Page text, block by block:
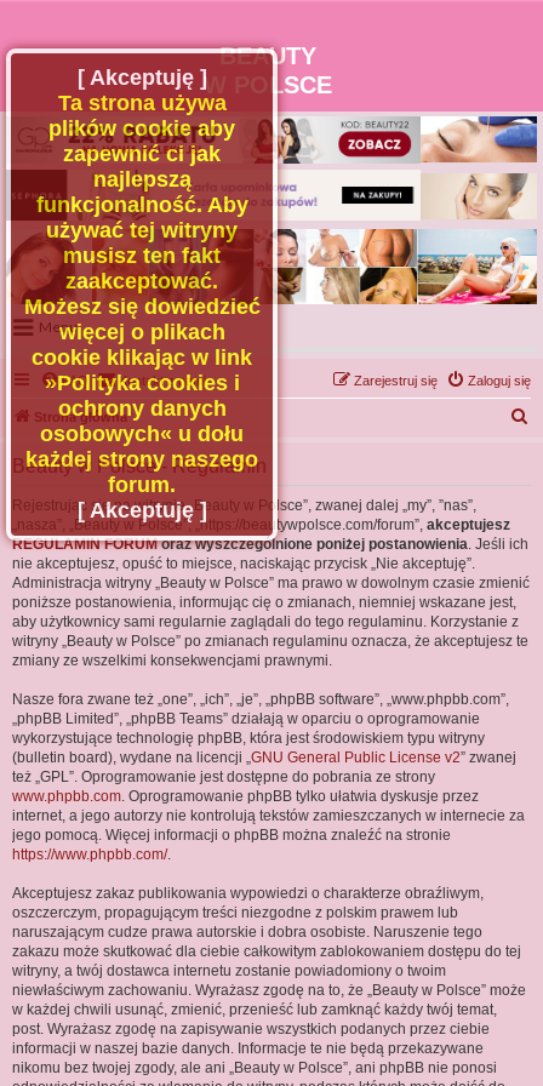
BEAUTY
W POLSCE
Menu
Portal
Facebook
Regulamin
Zapytaj administratora
Kontakt
FAQ Kontakt z nami Zaloguj się
Zarejestruj się
Strona główna
Beauty w Polsce - Regulamin
Rejestrując się na witrynie „Beauty w Polsce”, zwanej dalej „my”, ”nas”,
„nasza”, „Beauty w Polsce”, „https://beautywpolsce.com/forum”, akceptujesz
REGULAMIN FORUMoraz wyszczególnione poniżej postanowienia . Jeśli ich
nie akceptujesz, opuść to miejsce, naciskając przycisk „Nie akceptuję”.
Administracja witryny „Beauty w Polsce” ma prawo w dowolnym czasie zmienić
poniższe postanowienia, informując cię o zmianach, niemniej wskazane jest,
aby użytkownicy sami regularnie zaglądali do tego regulaminu. Korzystanie z
witryny „Beauty w Polsce” po zmianach regulaminu oznacza, że akceptujesz te
zmiany ze wszelkimi konsekwencjami prawnymi.
Nasze fora zwane też „one”, „ich”, „je”, „phpBB software”, „www.phpbb.com”,
„phpBB Limited”, „phpBB Teams” działają w oparciu o oprogramowanie
wykorzystujące technologię phpBB, która jest środowiskiem typu witryny
(bulletin board), wydane na licencji „ GNU General Public License v2” zwanej
też „GPL”. Oprogramowanie jest dostępne do pobrania ze strony
www.phpbb.com . Oprogramowanie phpBB tylko ułatwia dyskusje przez
internet, a jego autorzy nie kontrolują tekstów zamieszczanych w internecie za
jego pomocą. Więcej informacji o phpBB można znaleźć na stronie
https://www.phpbb.com/.
Akceptujesz zakaz publikowania wypowiedzi o charakterze obraźliwym,
oszczerczym, propagującym treści niezgodne z polskim prawem lub
naruszającym cudze prawa autorskie i dobra osobiste. Naruszenie tego
zakazu może skutkować dla ciebie całkowitym zablokowaniem dostępu do tej
witryny, a twój dostawca internetu zostanie powiadomiony o twoim
niewłaściwym zachowaniu. Wyrażasz zgodę na to, że „Beauty w Polsce” może
w każdej chwili usunąć, zmienić, przenieść lub zamknąć każdy twój temat,
post. Wyrażasz zgodę na zapisywanie wszystkich podanych przez ciebie
informacji w naszej bazie danych. Informacje te nie będą przekazywane
nikomu bez twojej zgody, ale ani „Beauty w Polsce”, ani phpBB nie ponosi
[ Akceptuję ]
Ta strona używa
plików cookie aby
zapewnić ci jak
najlepszą
funkcjonalność. Aby
używać tej witryny
musisz ten fakt
zaakceptować.
Możesz się dowiedzieć
więcej o plikach
cookie klikając w link
»Polityka cookies i
ochrony danych
osobowych« u dołu
każdej strony naszego
forum.
[ Akceptuję ]